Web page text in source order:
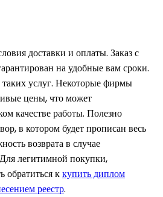
доставки и оплаты. Заказ с
на удобные вам сроки.
таких услуг. Некоторые фирмы
цены, что может
качестве работы. Полезно
в котором будет прописан весь
возврата в случае
легитимной покупки,
обратиться ккупить диплом
реестр.